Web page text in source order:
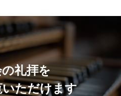
礼拝を
ただけます